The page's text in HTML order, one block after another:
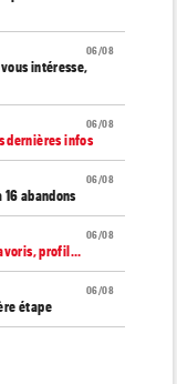
06/08
intéresse,
06/08
dernières infos
06/08
abandons
06/08
profil…
06/08
étape